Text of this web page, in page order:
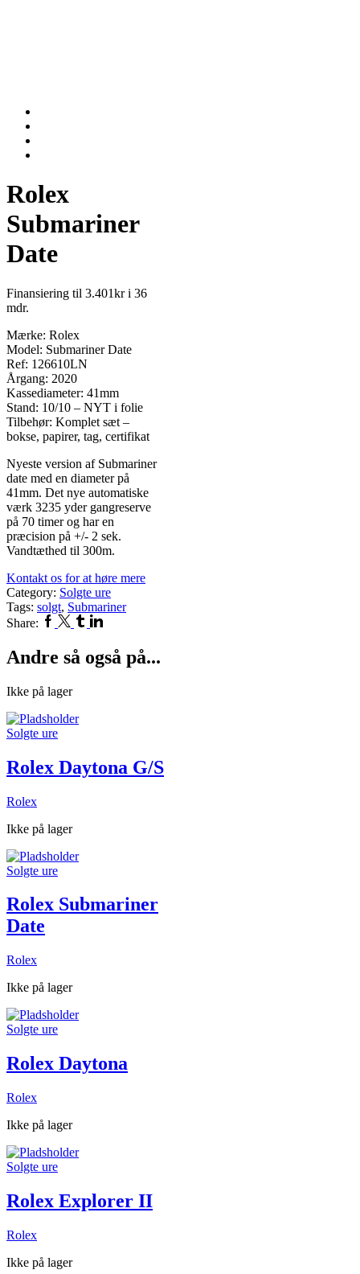
Rolex
Submariner
Date
Finansiering til 3.401kr i 36
mdr.
Mærke: Rolex
Model: Submariner Date
Ref: 126610LN
Årgang: 2020
Kassediameter: 41mm
Stand: 10/10 – NYT i folie
Tilbehør: Komplet sæt –
bokse, papirer, tag, certifikat
Nyeste version af Submariner
date med en diameter på
41mm. Det nye automatiske
værk 3235 yder gangreserve
på 70 timer og har en
præcision på +/- 2 sek.
Vandtæthed til 300m.
Kontakt os for at høre mere
Category: Solgte ure
Tags: solgt, Submariner
Share: Facebook
Twitter
TumblrLinkedin
Andre så også på...
Ikke på lager
Solgte ure
Rolex Daytona G/S
Rolex
Ikke på lager
Solgte ure
Rolex Submariner
Date
Rolex
Ikke på lager
Solgte ure
Rolex Daytona
Rolex
Ikke på lager
Solgte ure
Rolex Explorer II
Rolex
Ikke på lager